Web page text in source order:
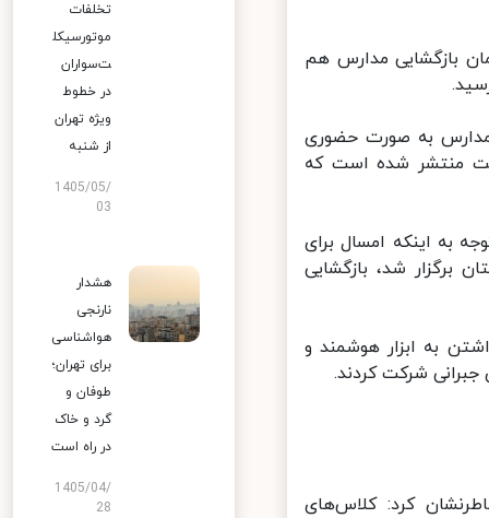
اساس زمان بازگشایی مدارس هم
به صورت حضوری
منتشر شده است که
به اینکه امسال برای
برگزار شد، بازگشایی
به ابزار هوشمند و
شرکت کردند.
کرد: کلاس‌های
تخلفات
موتورسیکل
ت‌سواران
در خطوط
ویژه تهران
از شنبه
1405/05/
03
هشدار
نارنجی
هواشناسی
برای تهران؛
طوفان و
گرد و خاک
در راه است
1405/04/
28